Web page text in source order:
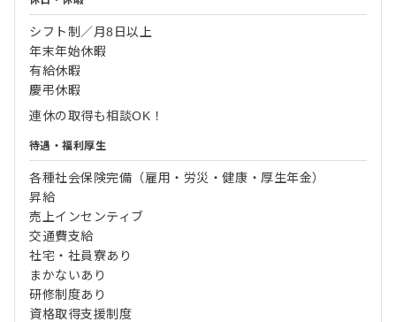
シフト制／月8日以上
年末年始休暇
有給休暇
慶弔休暇
連休の取得も相談OK！
待遇・福利厚生
各種社会保険完備（雇用・労災・健康・厚生年金）
昇給
売上インセンティブ
交通費支給
社宅・社員寮あり
まかないあり
研修制度あり
資格取得支援制度